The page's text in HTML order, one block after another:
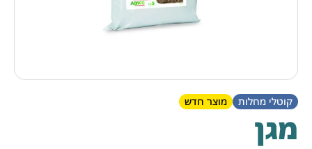
קוטלי עשבים
קוטלי מחלות
קוטלי חרקים
דישון עלוותי וביוסטימולנטים
קוטלי מחלות מוצר חדש
מגן